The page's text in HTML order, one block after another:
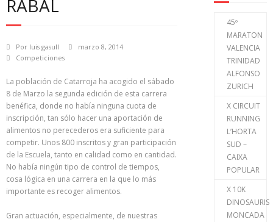
RABAL
Por luis gasull
marzo 8, 2014
Competiciones
La población de Catarroja ha acogido el sábado
8 de Marzo la segunda edición de esta carrera
benéfica, donde no había ninguna cuota de
inscripción, tan sólo hacer una aportación de
alimentos no perecederos era suficiente para
competir. Unos 800 inscritos y gran participación
de la Escuela, tanto en calidad como en cantidad.
No había ningún tipo de control de tiempos,
cosa lógica en una carrera en la que lo más
importante es recoger alimentos.
Gran actuación, especialmente, de nuestras
45º
MARATON
VALENCIA
TRINIDAD
ALFONSO
ZURICH
X CIRCUIT
RUNNING
L’HORTA
SUD –
CAIXA
POPULAR
X 10K
DINOSAURIS
MONCADA